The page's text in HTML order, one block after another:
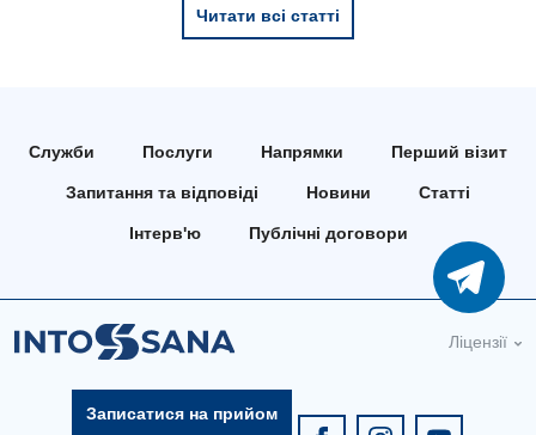
Читати всі статті
Служби Послуги Напрямки Перший візит
Запитання та відповіді Новини Статті
Інтерв'ю Публічні договори
Ліцензії
Записатися на прийом